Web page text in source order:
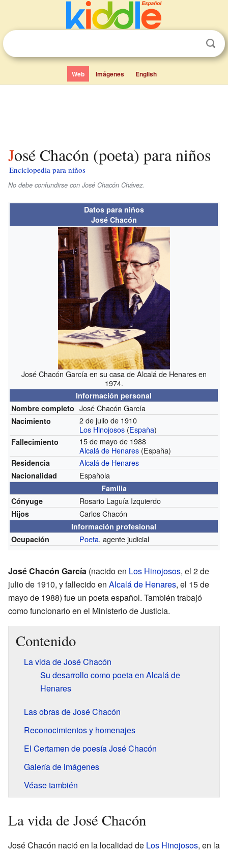
Web Imágenes English
José Chacón (poeta) para niños
Enciclopedia para niños
No debe confundirse con José Chacón Chávez.
Datos para niños
José Chacón
José Chacón García en su casa de Alcalá de Henares en
1974.
Información personal
Nombre completo José Chacón García
Nacimiento
2 de julio de 1910
Los Hinojosos (España)
Fallecimiento
15 de mayo de 1988
Alcalá de Henares (España)
Residencia Alcalá de Henares
Nacionalidad Española
Familia
Cónyuge
Rosario Laguía Izquierdo
Hijos Carlos Chacón
Información profesional
Ocupación
Poeta, agente judicial
José Chacón García (nacido en Los Hinojosos, el 2 de
julio de 1910, y fallecido en Alcalá de Henares, el 15 de
mayo de 1988) fue un poeta español. También trabajó
como funcionario en el Ministerio de Justicia.
Contenido
La vida de José Chacón
Su desarrollo como poeta en Alcalá de
Henares
Las obras de José Chacón
Reconocimientos y homenajes
El Certamen de poesía José Chacón
Galería de imágenes
Véase también
La vida de José Chacón
José Chacón nació en la localidad de Los Hinojosos, en la